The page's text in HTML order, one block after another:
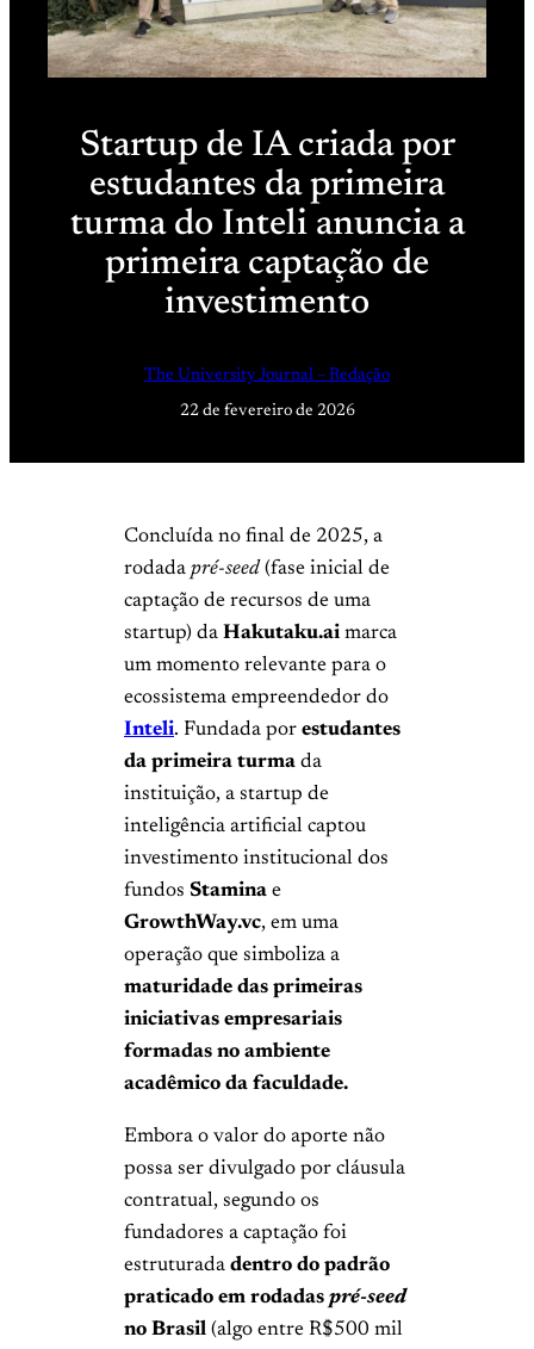
Startup de IA criada por
estudantes da primeira
turma do Inteli anuncia a
primeira captação de
investimento
The University Journal – Redação
22 de fevereiro de 2026
Concluída no final de 2025, a
rodada pré-seed (fase inicial de
captação de recursos de uma
startup) da Hakutaku.ai marca
um momento relevante para o
ecossistema empreendedor do
Inteli. Fundada por estudantes
da primeira turma da
instituição, a startup de
inteligência artificial captou
investimento institucional dos
fundos Stamina e
GrowthWay.vc, em uma
operação que simboliza a
maturidade das primeiras
iniciativas empresariais
formadas no ambiente
acadêmico da faculdade.
Embora o valor do aporte não
possa ser divulgado por cláusula
contratual, segundo os
fundadores a captação foi
estruturada dentro do padrão
praticado em rodadas pré-seed
no Brasil (algo entre R$500 mil